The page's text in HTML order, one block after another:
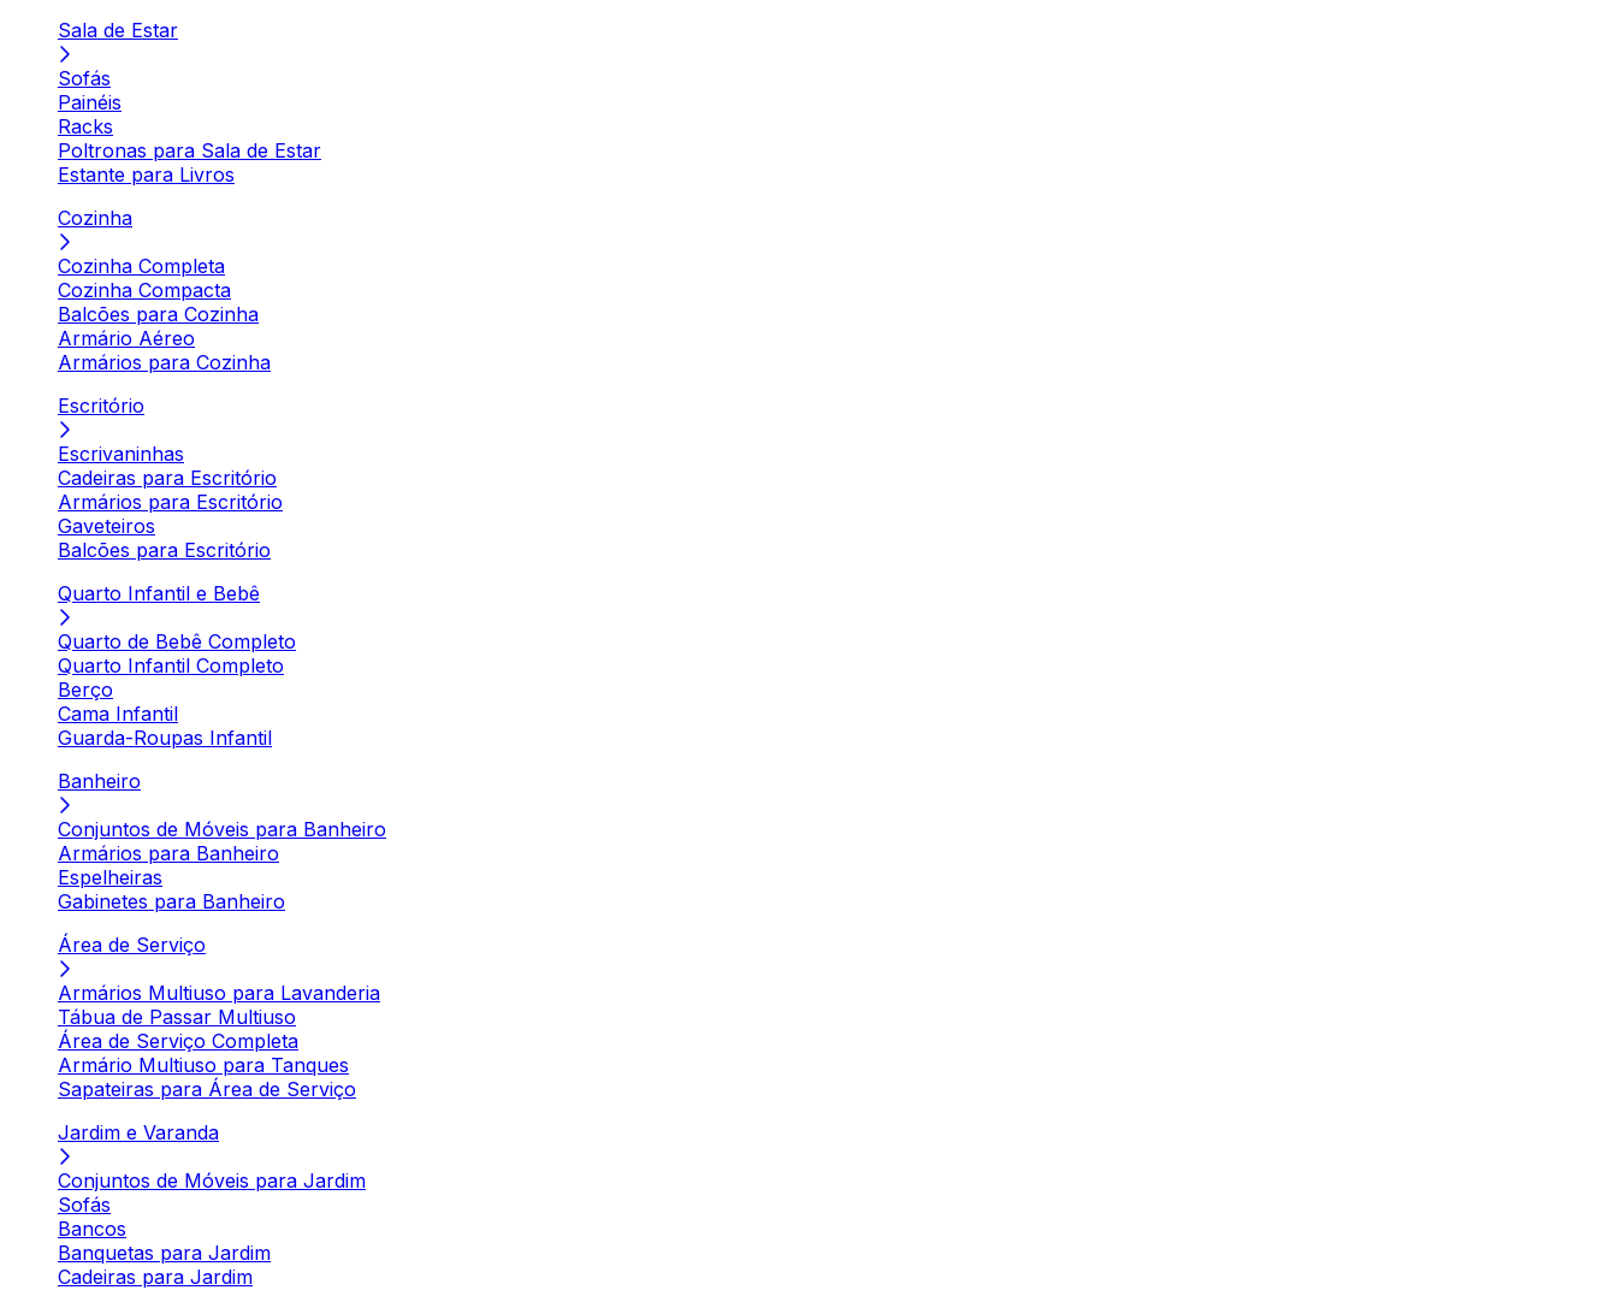
Sala de Estar
Sofás
Painéis
Racks
Poltronas para Sala de Estar
Estante para Livros
Cozinha
Cozinha Completa
Cozinha Compacta
Balcões para Cozinha
Armário Aéreo
Armários para Cozinha
Escritório
Escrivaninhas
Cadeiras para Escritório
Armários para Escritório
Gaveteiros
Balcões para Escritório
Quarto Infantil e Bebê
Quarto de Bebê Completo
Quarto Infantil Completo
Berço
Cama Infantil
Guarda-Roupas Infantil
Banheiro
Conjuntos de Móveis para Banheiro
Armários para Banheiro
Espelheiras
Gabinetes para Banheiro
Área de Serviço
Armários Multiuso para Lavanderia
Tábua de Passar Multiuso
Área de Serviço Completa
Armário Multiuso para Tanques
Sapateiras para Área de Serviço
Jardim e Varanda
Conjuntos de Móveis para Jardim
Sofás
Bancos
Banquetas para Jardim
Cadeiras para Jardim